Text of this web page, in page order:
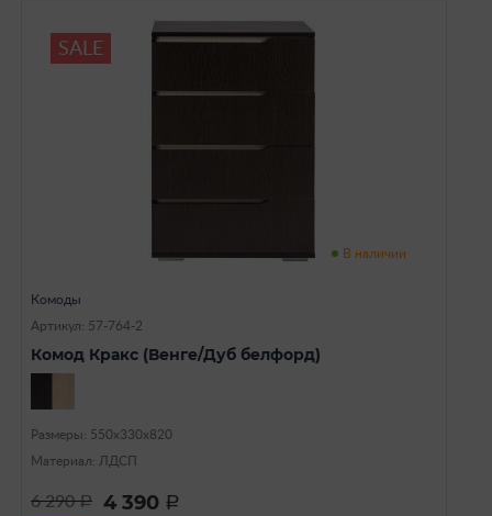
SALE
В наличии
Комоды
Артикул: 57-764-2
Комод Кракс (Венге/Дуб белфорд)
Размеры: 550х330х820
Материал: ЛДСП
6 290a 4 390 a